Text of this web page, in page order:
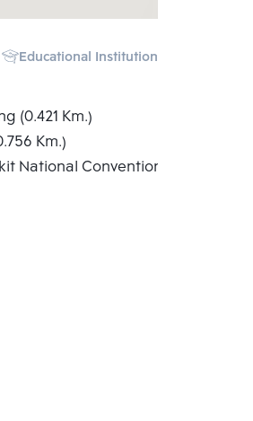
Educational Institution
(0.421 Km.)
Km.)
National Convention Centre